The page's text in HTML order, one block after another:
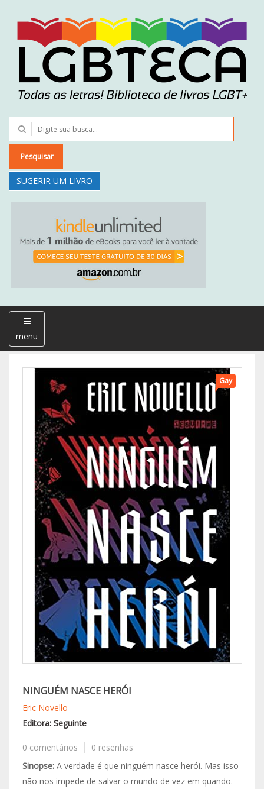
Pesquisar
SUGERIR UM LIVRO
menu
Gay
NINGUÉM NASCE HERÓI
Eric Novello
Editora: Seguinte
0 comentários
0 resenhas
Sinopse:A verdade é que ninguém nasce herói. Mas isso
não nos impede de salvar o mundo de vez em quando.